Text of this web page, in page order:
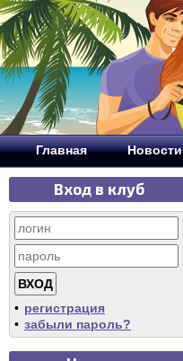
Главная Новости
Вход в клуб
• регистрация
• забыли пароль?